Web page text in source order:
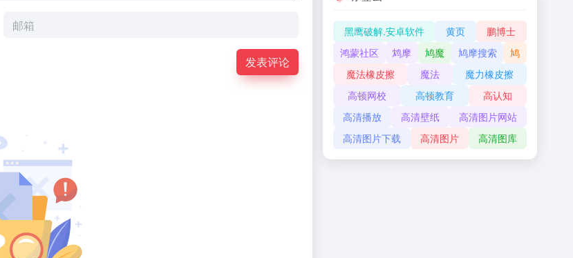
发表评论
黑鹰破解.安卓软件 黄页
鹏博士
鸿蒙社区
鸩摩 鸠魔 鸠摩搜索
鸠
魔法橡皮擦
魔法
魔力橡皮擦
高顿网校
高顿教育
高认知
高清播放
高清壁纸
高清图片网站
高清图片下载
高清图片 高清图库